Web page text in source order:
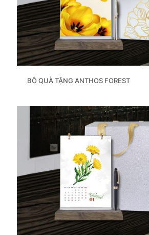
BỘ QUÀ TẶNG ANTHOS FOREST